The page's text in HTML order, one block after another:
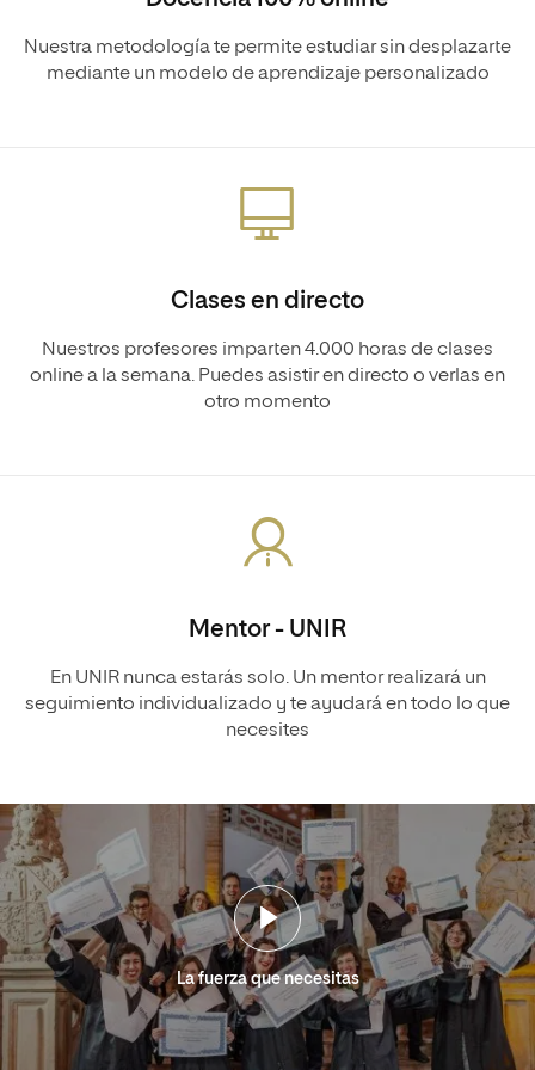
Nuestra metodología te permite estudiar sin desplazarte
mediante un modelo de aprendizaje personalizado
Clases en directo
Nuestros profesores imparten 4.000 horas de clases
online a la semana. Puedes asistir en directo o verlas en
otro momento
Mentor - UNIR
En UNIR nunca estarás solo. Un mentor realizará un
seguimiento individualizado y te ayudará en todo lo que
necesites
La fuerza que necesitas